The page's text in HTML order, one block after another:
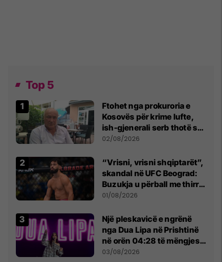
Top 5
Ftohet nga prokuroria e
Kosovës për krime lufte,
ish-gjenerali serb thotë se
dikush e tradhtoi në
02/08/2026
“Vrisni, vrisni shqiptarët”,
skandal në UFC Beograd:
Buzukja u përball me thirrje
anti-shqiptare nga
01/08/2026
Një pleskavicë e ngrënë
nga Dua Lipa në Prishtinë
në orën 04:28 të mëngjesit
- dhe bota digjitale serbe
03/08/2026